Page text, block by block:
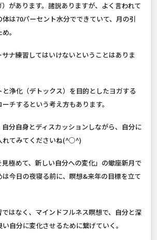
があります。諸説ありますが、よく言われて
は70パーセント水分でできていて、月の引
。
ナ練習してはいけないということはありま
浄化（デトックス）を目的としたヨガする
チするという考え方もあります。
分自身とディスカッションしながら、自分に
れてみてくださいね(^○^)
極めて、新しい自分への変化」の蠍座新月で
は今日の夜寝る前に、瞑想&来年の目標を立て
はなく、マインドフルネス瞑想で、自分と深
自分に変化させるために繋げていく。